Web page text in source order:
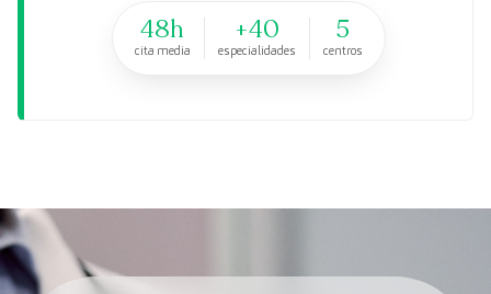
48h
cita media
+40
especialidades
5
centros